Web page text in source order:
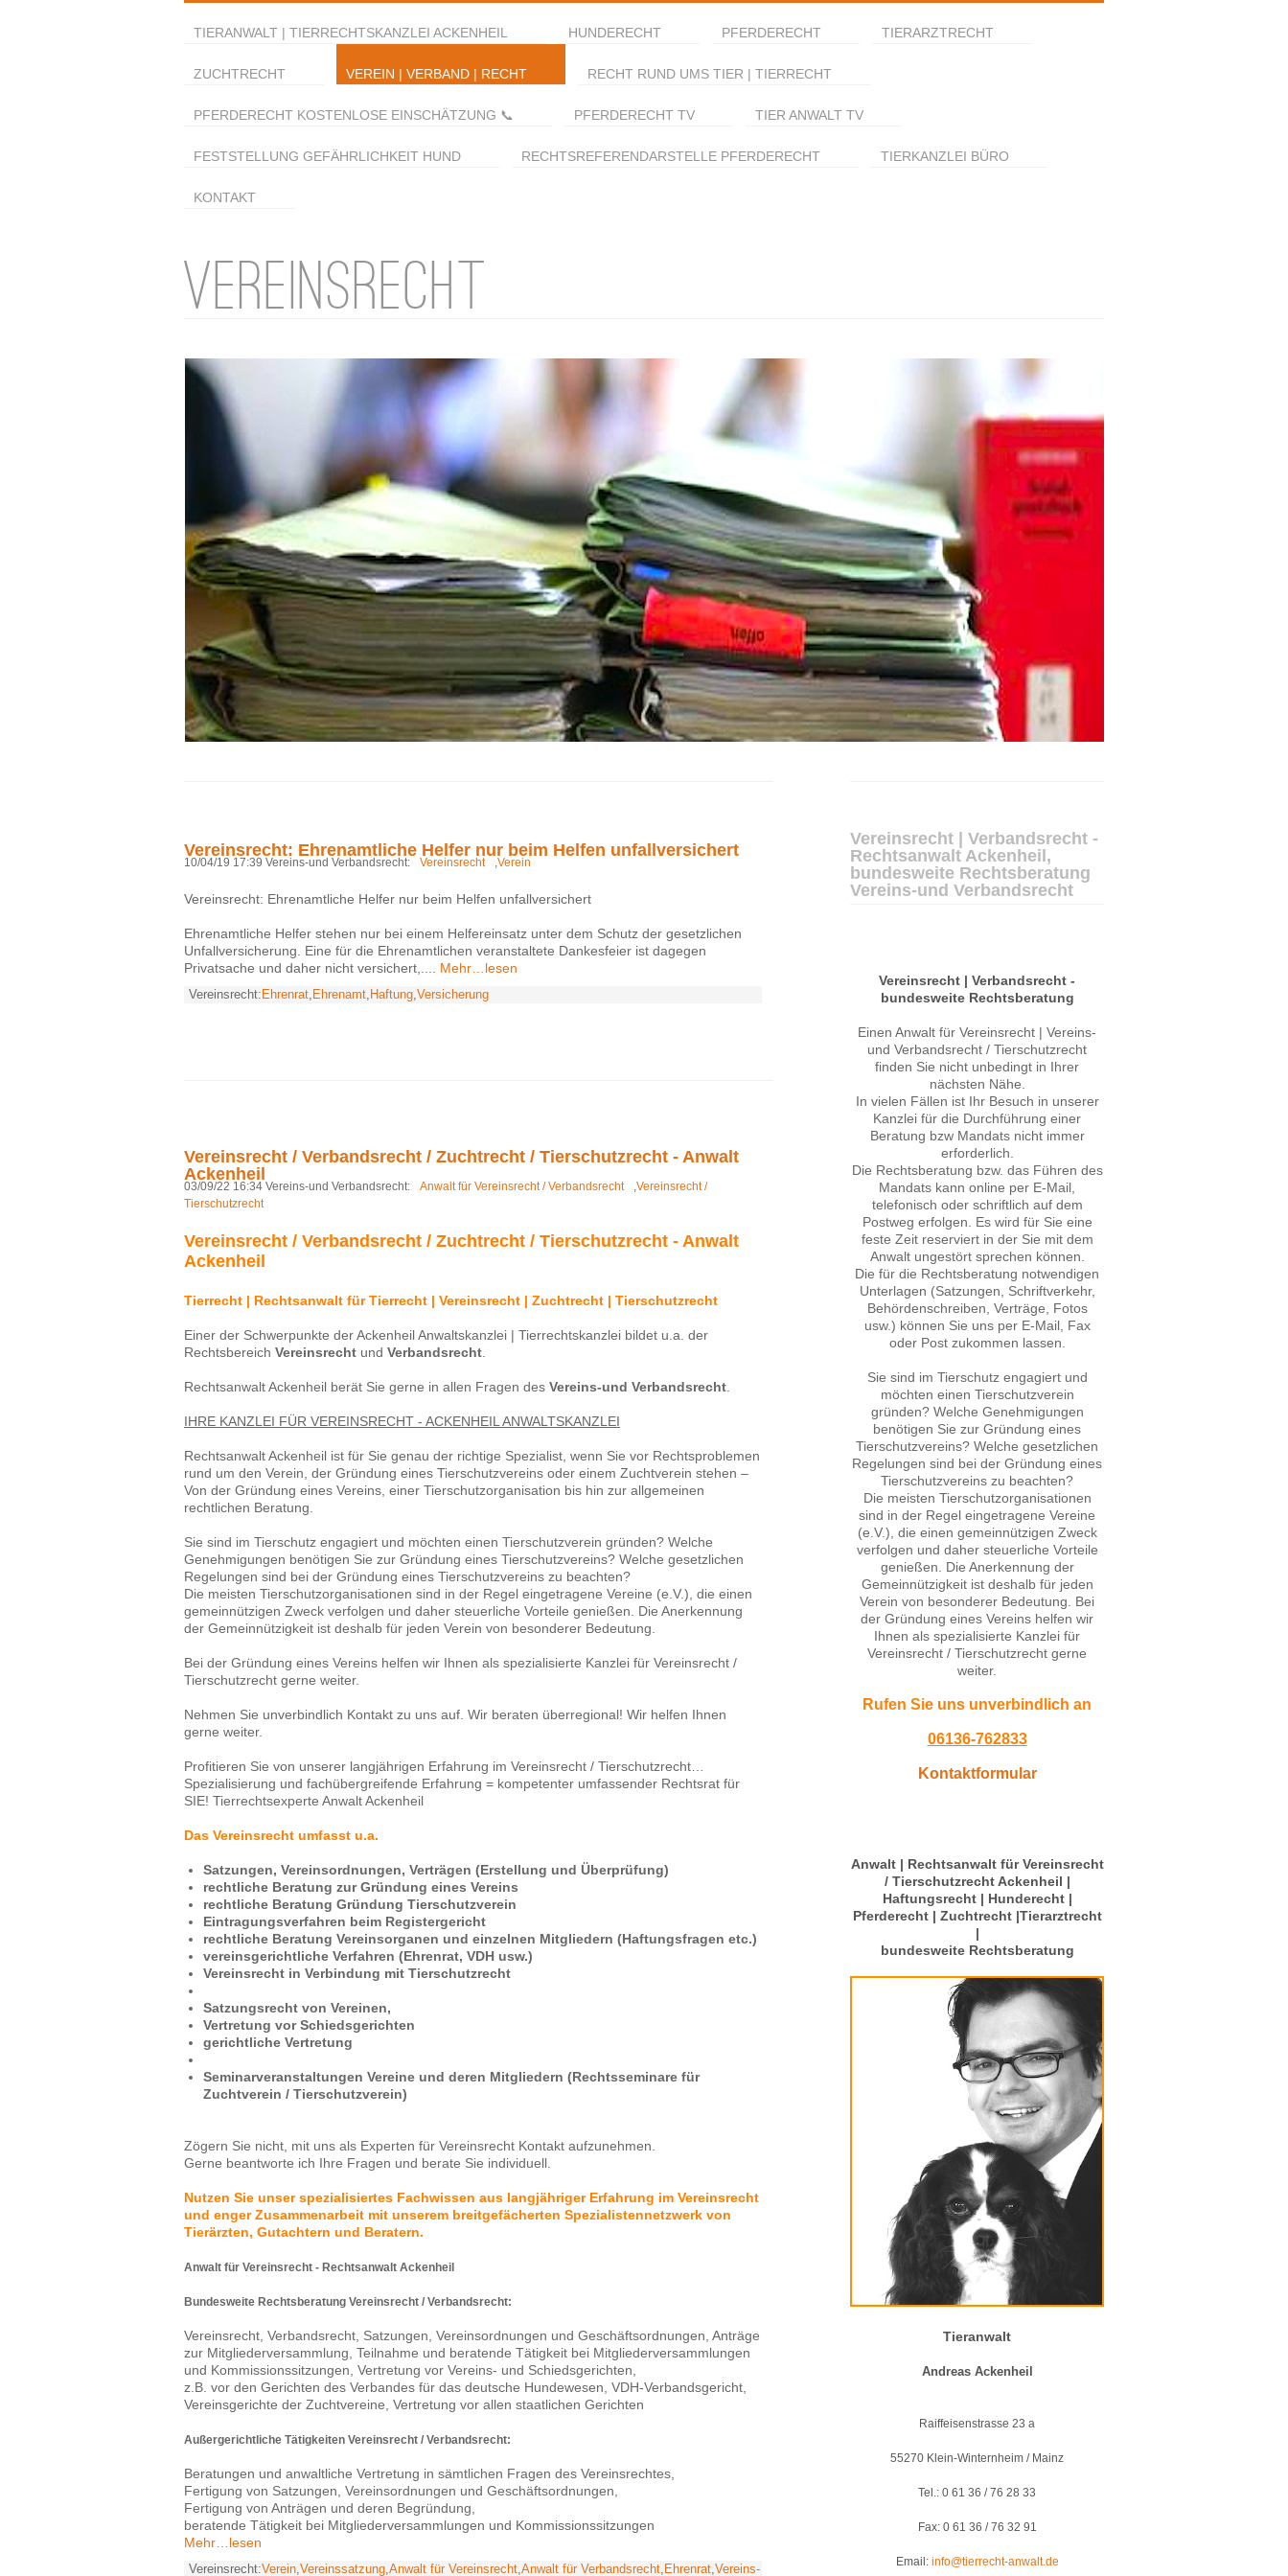
TIERANWALT | TIERRECHTSKANZLEI ACKENHEIL HUNDERECHT PFERDERECHT TIERARZTRECHT
ZUCHTRECHT VEREIN | VERBAND | RECHT RECHT RUND UMS TIER | TIERRECHT
PFERDERECHT KOSTENLOSE EINSCHÄTZUNG 📞 PFERDERECHT TV TIER ANWALT TV
FESTSTELLUNG GEFÄHRLICHKEIT HUND RECHTSREFERENDARSTELLE PFERDERECHT TIERKANZLEI BÜRO
KONTAKT
VEREINSRECHT
Vereinsrecht: Ehrenamtliche Helfer nur beim Helfen unfallversichert
10/04/19 17:39 Vereins-und Verbandsrecht: Vereinsrecht ,Verein
Vereinsrecht: Ehrenamtliche Helfer nur beim Helfen unfallversichert
Ehrenamtliche Helfer stehen nur bei einem Helfereinsatz unter dem Schutz der gesetzlichen
Unfallversicherung. Eine für die Ehrenamtlichen veranstaltete Dankesfeier ist dagegen
Privatsache und daher nicht versichert,....
Mehr…lesen
Vereinsrecht: Ehrenrat, Ehrenamt, Haftung,Versicherung
Vereinsrecht / Verbandsrecht / Zuchtrecht / Tierschutzrecht - Anwalt
Ackenheil
03/09/22 16:34 Vereins-und Verbandsrecht: Anwalt für Vereinsrecht / Verbandsrecht ,Vereinsrecht /
Tierschutzrecht
Vereinsrecht / Verbandsrecht / Zuchtrecht / Tierschutzrecht - Anwalt
Ackenheil
Tierrecht | Rechtsanwalt für Tierrecht | Vereinsrecht | Zuchtrecht | Tierschutzrecht
Einer der Schwerpunkte der Ackenheil Anwaltskanzlei | Tierrechtskanzlei bildet u.a. der
Rechtsbereich Vereinsrecht und Verbandsrecht
Rechtsanwalt Ackenheil berät Sie gerne in allen Fragen des Vereins-und Verbandsrecht
IHRE KANZLEI FÜR VEREINSRECHT - ACKENHEIL ANWALTSKANZLEI
Rechtsanwalt Ackenheil ist für Sie genau der richtige Spezialist, wenn Sie vor Rechtsproblemen
rund um den Verein, der Gründung eines Tierschutzvereins oder einem Zuchtverein stehen –
Von der Gründung eines Vereins, einer Tierschutzorganisation bis hin zur allgemeinen
rechtlichen Beratung.
Sie sind im Tierschutz engagiert und möchten einen Tierschutzverein gründen? Welche
Genehmigungen benötigen Sie zur Gründung eines Tierschutzvereins? Welche gesetzlichen
Regelungen sind bei der Gründung eines Tierschutzvereins zu beachten?
Die meisten Tierschutzorganisationen sind in der Regel eingetragene Vereine (e.V.), die einen
gemeinnützigen Zweck verfolgen und daher steuerliche Vorteile genießen. Die Anerkennung
der Gemeinnützigkeit ist deshalb für jeden Verein von besonderer Bedeutung.
Bei der Gründung eines Vereins helfen wir Ihnen als spezialisierte Kanzlei für Vereinsrecht /
Tierschutzrecht gerne weiter.
Nehmen Sie unverbindlich Kontakt zu uns auf. Wir beraten überregional! Wir helfen Ihnen
gerne weiter.
Profitieren Sie von unserer langjährigen Erfahrung im Vereinsrecht / Tierschutzrecht…
Spezialisierung und fachübergreifende Erfahrung = kompetenter umfassender Rechtsrat für
SIE! Tierrechtsexperte Anwalt Ackenheil
Das Vereinsrecht umfasst u.a.
Satzungen, Vereinsordnungen, Verträgen (Erstellung und Überprüfung)
rechtliche Beratung zur Gründung eines Vereins
rechtliche Beratung Gründung Tierschutzverein
Eintragungsverfahren beim Registergericht
rechtliche Beratung Vereinsorganen und einzelnen Mitgliedern (Haftungsfragen etc.)
vereinsgerichtliche Verfahren (Ehrenrat, VDH usw.)
Vereinsrecht in Verbindung mit Tierschutzrecht
Satzungsrecht von Vereinen,
Vertretung vor Schiedsgerichten
gerichtliche Vertretung
Seminarveranstaltungen Vereine und deren Mitgliedern (Rechtsseminare für
Zuchtverein / Tierschutzverein)
Zögern Sie nicht, mit uns als Experten für Vereinsrecht Kontakt aufzunehmen.
Gerne beantworte ich Ihre Fragen und berate Sie individuell.
Nutzen Sie unser spezialisiertes Fachwissen aus langjähriger Erfahrung im Vereinsrecht
und enger Zusammenarbeit mit unserem breitgefächerten Spezialistennetzwerk von
Tierärzten, Gutachtern und Beratern.
Anwalt für Vereinsrecht - Rechtsanwalt Ackenheil
Bundesweite Rechtsberatung Vereinsrecht / Verbandsrecht:
Vereinsrecht, Verbandsrecht, Satzungen, Vereinsordnungen und Geschäftsordnungen, Anträge
zur Mitgliederversammlung, Teilnahme und beratende Tätigkeit bei Mitgliederversammlungen
und Kommissionssitzungen, Vertretung vor Vereins- und Schiedsgerichten,
z.B. vor den Gerichten des Verbandes für das deutsche Hundewesen, VDH-Verbandsgericht,
Vereinsgerichte der Zuchtvereine, Vertretung vor allen staatlichen Gerichten
Außergerichtliche Tätigkeiten Vereinsrecht / Verbandsrecht:
Beratungen und anwaltliche Vertretung in sämtlichen Fragen des Vereinsrechtes,
Fertigung von Satzungen, Vereinsordnungen und Geschäftsordnungen,
Fertigung von Anträgen und deren Begründung,
beratende Tätigkeit bei Mitgliederversammlungen und Kommissionssitzungen
Mehr…lesen
Vereinsrecht:Verein,Vereinssatzung,Anwalt für Vereinsrecht,Anwalt für Verbandsrecht, Ehrenrat,Vereins-
Vereinsrecht | Verbandsrecht -
Rechtsanwalt Ackenheil,
bundesweite Rechtsberatung
Vereins-und Verbandsrecht
Vereinsrecht | Verbandsrecht -
bundesweite Rechtsberatung
Einen Anwalt für Vereinsrecht | Vereins-
und Verbandsrecht / Tierschutzrecht
finden Sie nicht unbedingt in Ihrer
nächsten Nähe.
In vielen Fällen ist Ihr Besuch in unserer
Kanzlei für die Durchführung einer
Beratung bzw Mandats nicht immer
erforderlich.
Die Rechtsberatung bzw. das Führen des
Mandats kann online per E-Mail,
telefonisch oder schriftlich auf dem
Postweg erfolgen. Es wird für Sie eine
feste Zeit reserviert in der Sie mit dem
Anwalt ungestört sprechen können.
Die für die Rechtsberatung notwendigen
Unterlagen (Satzungen, Schriftverkehr,
Behördenschreiben, Verträge, Fotos
usw.) können Sie uns per E-Mail, Fax
oder Post zukommen lassen.
Sie sind im Tierschutz engagiert und
möchten einen Tierschutzverein
gründen? Welche Genehmigungen
benötigen Sie zur Gründung eines
Tierschutzvereins? Welche gesetzlichen
Regelungen sind bei der Gründung eines
Tierschutzvereins zu beachten?
Die meisten Tierschutzorganisationen
sind in der Regel eingetragene Vereine
(e.V.), die einen gemeinnützigen Zweck
verfolgen und daher steuerliche Vorteile
genießen. Die Anerkennung der
Gemeinnützigkeit ist deshalb für jeden
Verein von besonderer Bedeutung. Bei
der Gründung eines Vereins helfen wir
Ihnen als spezialisierte Kanzlei für
Vereinsrecht / Tierschutzrecht gerne
weiter.
Rufen Sie uns unverbindlich an
06136-762833
Kontaktformular
Anwalt | Rechtsanwalt für Vereinsrecht
/ Tierschutzrecht Ackenheil |
Haftungsrecht | Hunderecht |
Pferderecht | Zuchtrecht |Tierarztrecht
|
bundesweite Rechtsberatung
Tieranwalt
Andreas Ackenheil
Raiffeisenstrasse 23 a
55270 Klein-Winternheim / Mainz
Tel.: 0 61 36 / 76 28 33
Fax: 0 61 36 / 76 32 91
Email: info@tierrecht-anwalt.de